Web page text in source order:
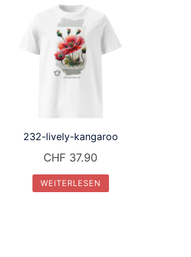
232-lively-kangaroo
CHF 37.90
WEITERLESEN